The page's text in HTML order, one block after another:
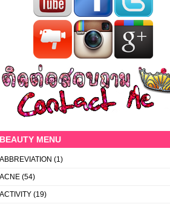
BEAUTY MENU
ABBREVIATION (1)
ACNE (54)
ACTIVITY (19)